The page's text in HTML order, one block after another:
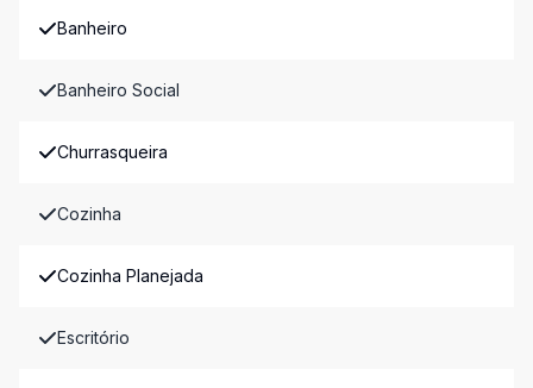
Banheiro
Banheiro Social
Churrasqueira
Cozinha
Cozinha Planejada
Escritório